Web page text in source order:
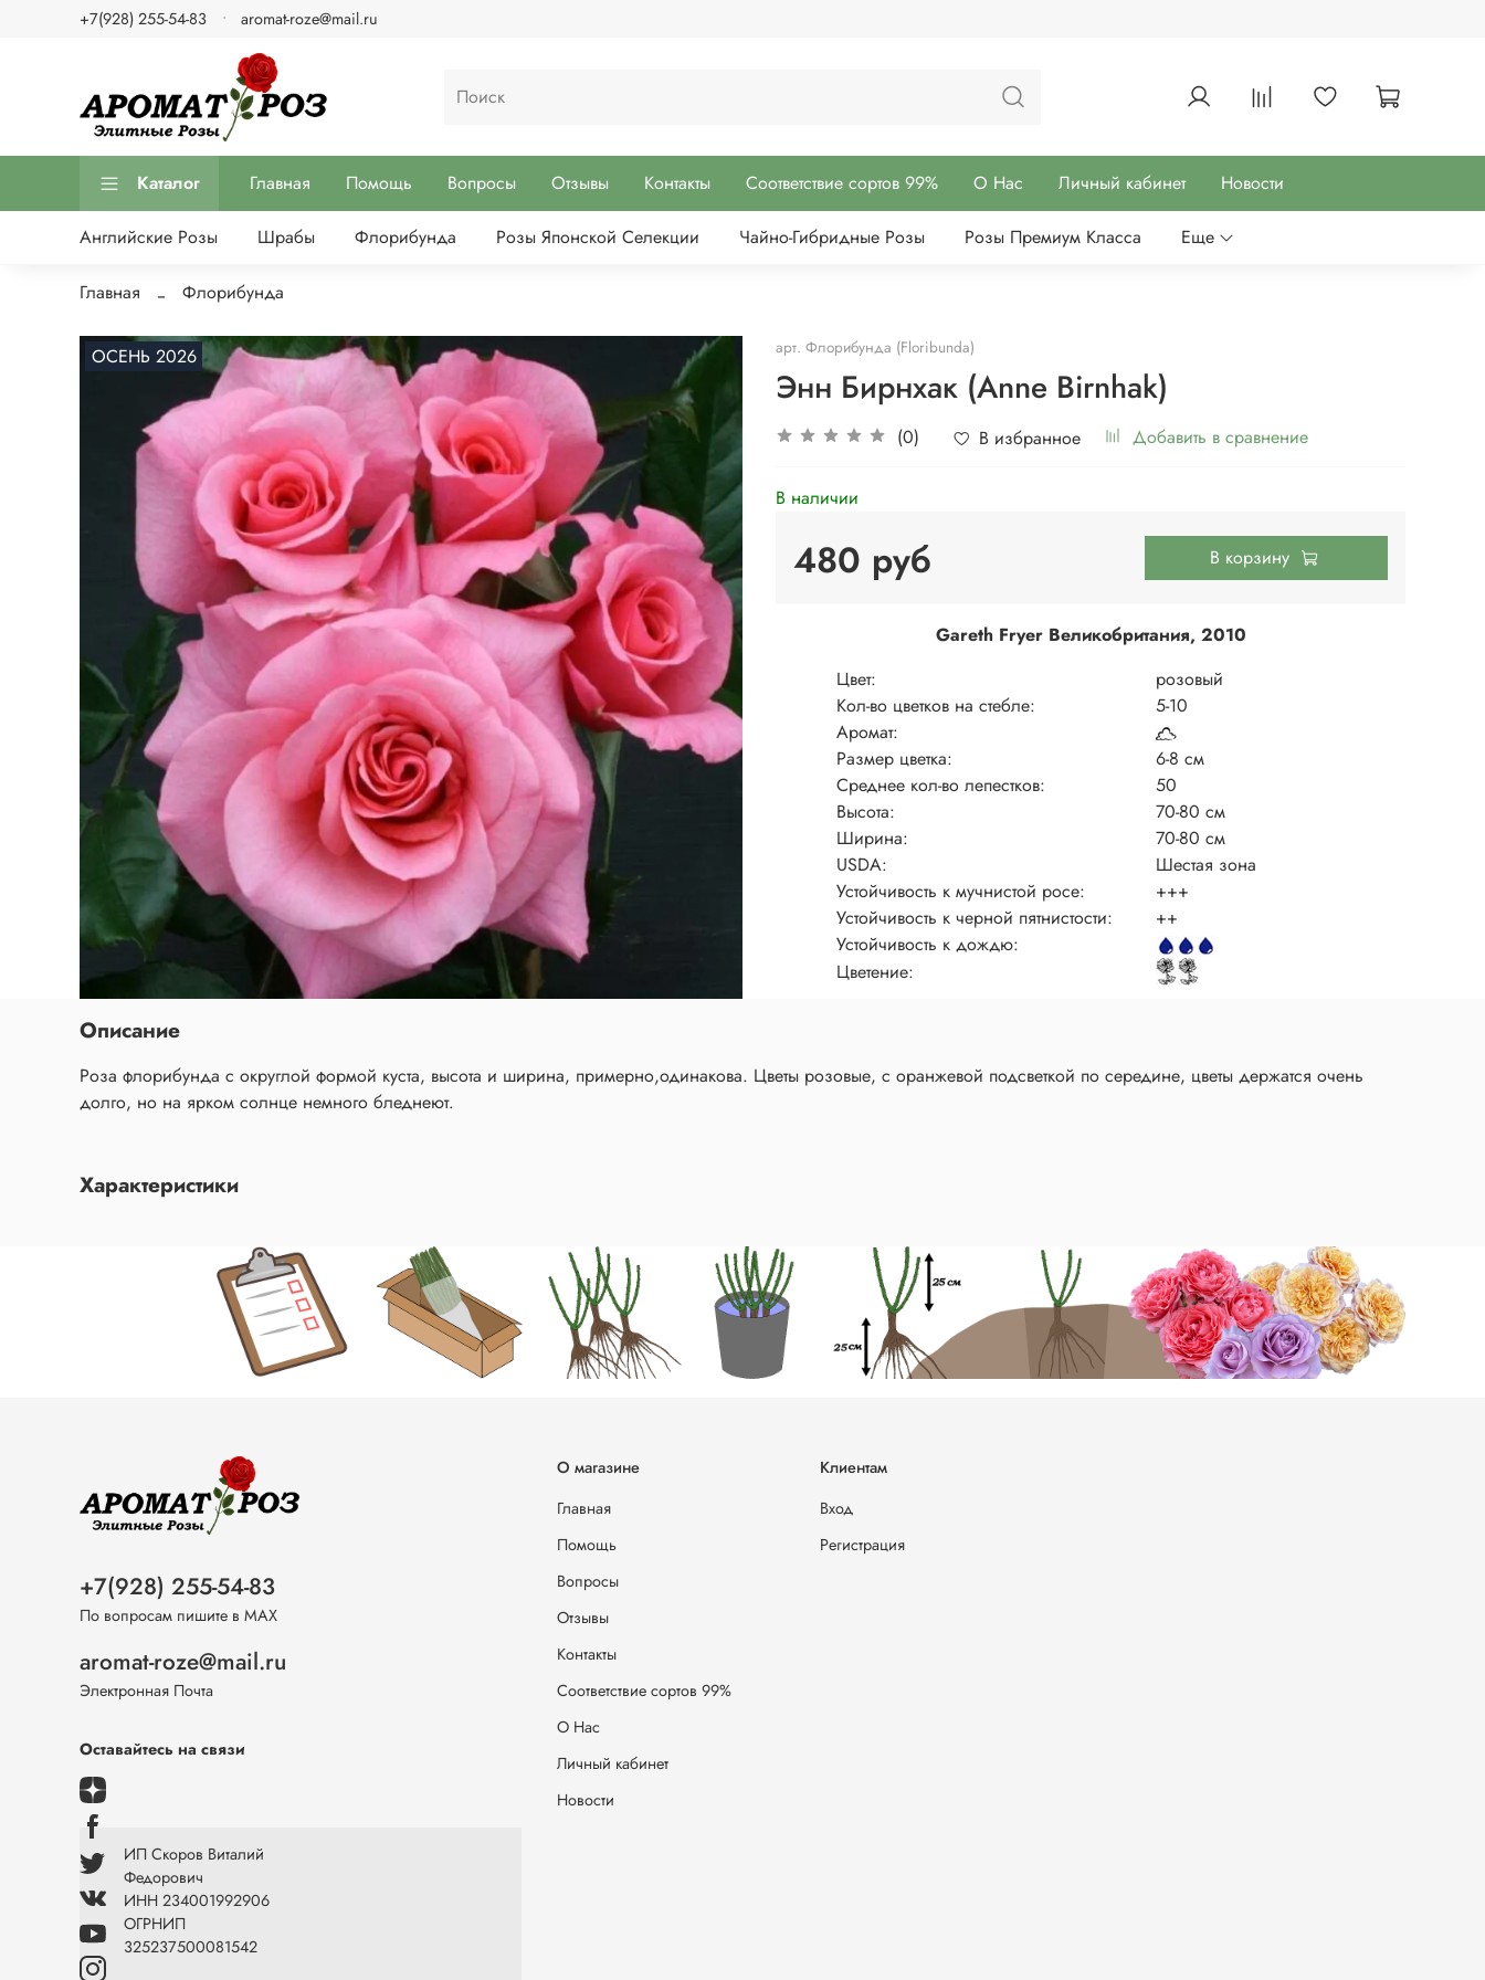
+7(928) 255-54-83 aromat-roze@mail.ru
Каталог Главная Помощь Вопросы Отзывы Контакты Соответствие сортов 99% О Нас Личный кабинет Новости
Английские Розы Шрабы Флорибунда Розы Японской Селекции Чайно-Гибридные Розы Розы Премиум Класса Еще
Главная Флорибунда
ОСЕНЬ 2026 арт. Флорибунда (Floribunda)
Энн Бирнхак (Anne Birnhak)
(0) В избранное Добавить в сравнение
В наличии
480 руб В корзину
Gareth Fryer Великобритания, 2010
Цвет:
розовый
Кол-во цветков на стебле:
5-10
Аромат:
Размер цветка:
6-8 см
Среднее кол-во лепестков:
50
Высота:
70-80 см
Ширина:
70-80 см
USDA:
Шестая зона
Устойчивость к мучнистой росе:
+++
Устойчивость к черной пятнистости:
++
Устойчивость к дождю:
Цветение:
Описание
Роза флорибунда с округлой формой куста, высота и ширина, примерно,одинакова. Цветы розовые, с оранжевой подсветкой по середине, цветы держатся очень
долго, но на ярком солнце немного бледнеют.
Характеристики
О магазине
Главная
Помощь
Вопросы
Отзывы
Контакты
Соответствие сортов 99%
О Нас
Личный кабинет
Новости
Клиентам
Вход
Регистрация
+7(928) 255-54-83
По вопросам пишите в МАХ
aromat-roze@mail.ru
Электронная Почта
Оставайтесь на связи
ИП Скоров Виталий
Федорович
ИНН 234001992906
ОГРНИП
325237500081542